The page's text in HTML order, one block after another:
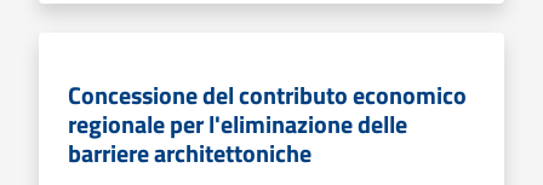
Concessione del contributo economico
regionale per l'eliminazione delle
barriere architettoniche